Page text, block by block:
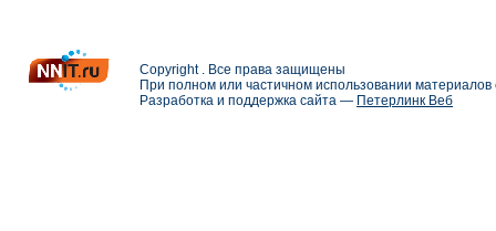
Copyright . Все права защищены
При полном или частичном использовании
Разработка и поддержка сайта — Петерлинк Веб